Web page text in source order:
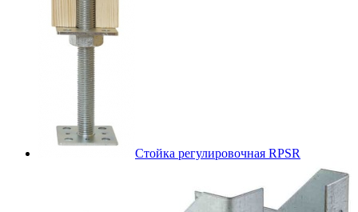
Стойка регулировочная RPSR